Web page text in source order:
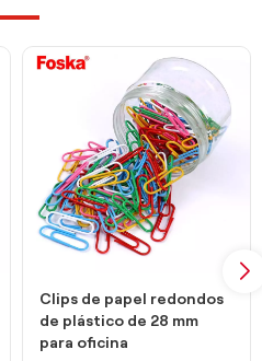
Clips de papel redondos
de plástico de 28 mm
para oficina